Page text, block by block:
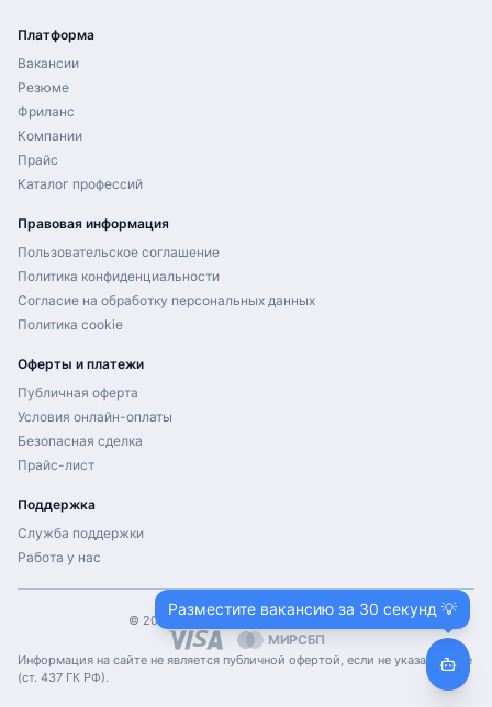
Платформа
Вакансии
Резюме
Фриланс
Компании
Прайс
Каталог профессий
Правовая информация
Пользовательское соглашение
Политика конфиденциальности
Согласие на обработку персональных данных
Политика cookie
Оферты и платежи
Публичная оферта
Условия онлайн-оплаты
Безопасная сделка
Прайс-лист
Поддержка
Служба поддержки
Работа у нас
© 2026 ProHH.ru. Все права защищены.
МИРСБП
Информация на сайте не является публичной офертой, если не указано иное
(ст. 437 ГК РФ).
Разместите вакансию за 30 секунд 💡